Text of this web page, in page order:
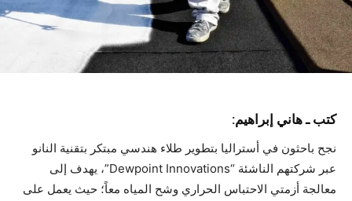
كتب ـ هاني إبراهيم:
​نجح باحثون في أستراليا بتطوير طلاء هندسي مبتكر بتقنية النانو
عبر شركتهم الناشئة “Dewpoint Innovations”، يهدف إلى
معالجة أزمتي الاحتباس الحراري وشح المياه معاً؛ حيث يعمل على